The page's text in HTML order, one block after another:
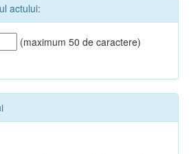
actului:
(maximum 50 de caractere)